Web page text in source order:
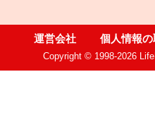
運営会社 個人情報
Copyright © 1998-2026